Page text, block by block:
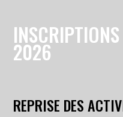
2026
REPRISE DES